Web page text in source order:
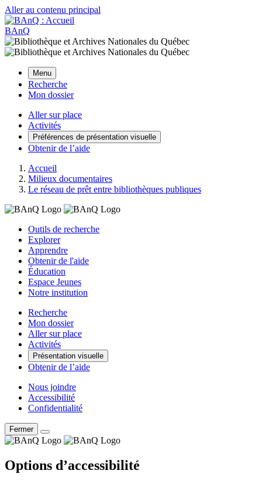
Aller au contenu principal
BAnQ
Menu
Recherche
Mon dossier
Aller sur place
Activités
Préférences de présentation visuelle
Obtenir de l’aide
Accueil
Milieux documentaires
Le réseau de prêt entre bibliothèques publiques
Outils de recherche
Explorer
Apprendre
Obtenir de l'aide
Éducation
Espace Jeunes
Notre institution
Recherche
Mon dossier
Aller sur place
Activités
Présentation visuelle
Obtenir de l’aide
Nous joindre
Accessibilité
Confidentialité
Fermer
Options d’accessibilité